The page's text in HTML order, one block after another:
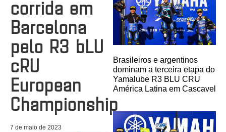
corrida em
Barcelona
pelo R3 bLU
cRU
European
Championship
7 de maio de 2023
Brasileiros e argentinos
dominam a terceira etapa do
Yamalube R3 BLU CRU
América Latina em Cascavel